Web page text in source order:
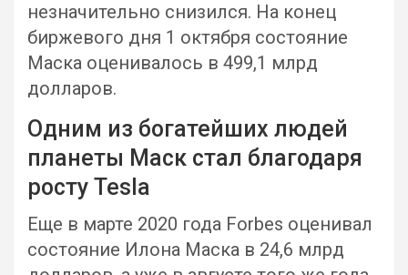
незначительно снизился. На конец
биржевого дня 1 октября состояние
Маска оценивалось в 499,1 млрд
долларов.
Одним из богатейших людей
планеты Маск стал благодаря
росту Tesla
Еще в марте 2020 года Forbes оценивал
состояние Илона Маска в 24,6 млрд